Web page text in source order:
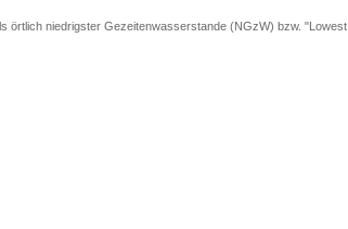
örtlich niedrigster Gezeitenwasserstande (NGzW) bzw. "Lowest